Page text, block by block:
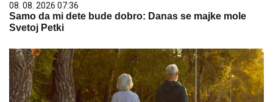
08. 08. 2026 07:36
Samo da mi dete bude dobro: Danas se majke mole
Svetoj Petki